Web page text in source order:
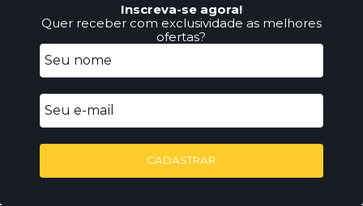
Inscreva-se agora!
Quer receber com exclusividade as melhores
ofertas?
CADASTRAR